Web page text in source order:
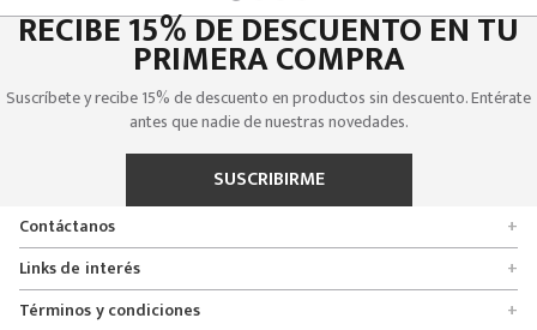
RECIBE 15% DE DESCUENTO EN TU
PRIMERA COMPRA
Suscríbete y recibe 15% de descuento en productos sin descuento. Entérate
antes que nadie de nuestras novedades.
SUSCRIBIRME
Contáctanos
+
Encuentra tu tienda
Formulario de solicitudes
Links de interés +
Quienes somos
Términos y condiciones +